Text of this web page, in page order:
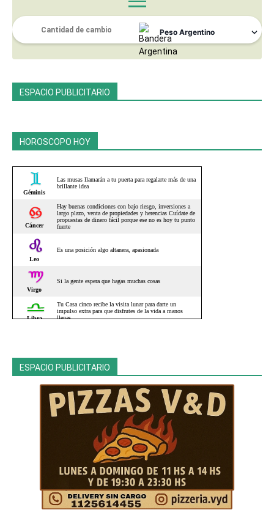
ESPACIO PUBLICITARIO
HOROSCOPO HOY
ESPACIO PUBLICITARIO